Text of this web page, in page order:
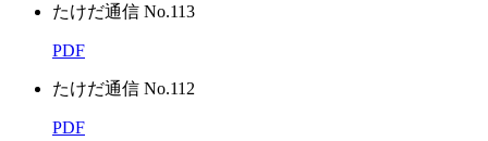
たけだ通信 No.113
PDF
たけだ通信 No.112
PDF